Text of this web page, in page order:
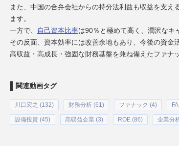
また、中国の合弁会社からの持分法利益も収益を支
ます。
一方で、
自己資本比率は90％と極めて高く、潤沢なキ
その反面、資本効率には改善余地もあり、今後の資金
高収益・高成長・強固な財務基盤を兼ね備えたファナ
関連動画タグ
川口宏之 (132) 財務分析 (61) ファナック (4)
設備投資 (45) 高収益企業 (3) ROE (86) 企業分